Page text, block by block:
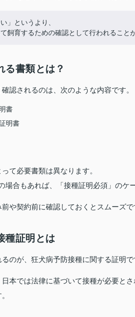
」というより、
飼育するための確認として行われること
る書類とは？
認されるのは、次のような内容です。
書
明書
て必要書類は異なります。
場合もあれば、「接種証明必須」のケ
や契約前に確認しておくとスムーズで
種証明とは
のが、狂犬病予防接種に関する証明で
本では法律に基づいて接種が必要と